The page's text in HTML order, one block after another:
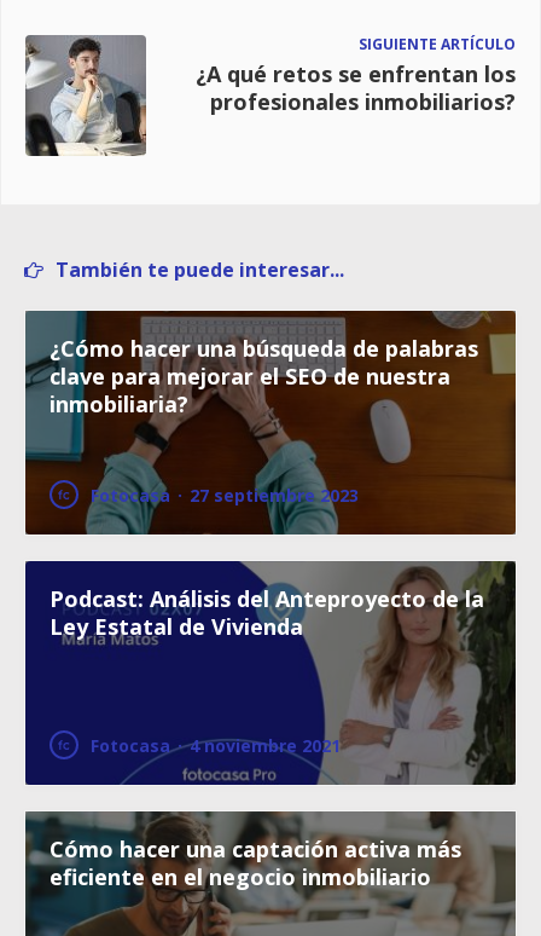
SIGUIENTE ARTÍCULO
¿A qué retos se enfrentan los
profesionales inmobiliarios?
También te puede interesar...
¿Cómo hacer una búsqueda de palabras
clave para mejorar el SEO de nuestra
inmobiliaria?
Fotocasa · 27 septiembre 2023
Podcast: Análisis del Anteproyecto de la
Ley Estatal de Vivienda
Fotocasa · 4 noviembre 2021
Cómo hacer una captación activa más
eficiente en el negocio inmobiliario